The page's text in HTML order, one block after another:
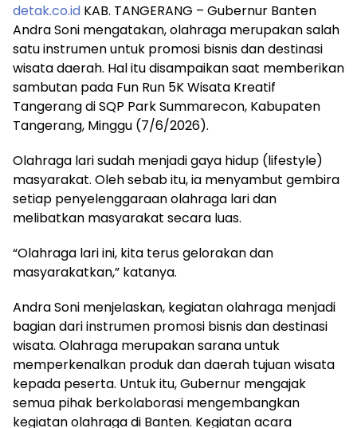
detak.co.id KAB. TANGERANG – Gubernur Banten
Andra Soni mengatakan, olahraga merupakan salah
satu instrumen untuk promosi bisnis dan destinasi
wisata daerah. Hal itu disampaikan saat memberikan
sambutan pada Fun Run 5K Wisata Kreatif
Tangerang di SQP Park Summarecon, Kabupaten
Tangerang, Minggu (7/6/2026).
Olahraga lari sudah menjadi gaya hidup (lifestyle)
masyarakat. Oleh sebab itu, ia menyambut gembira
setiap penyelenggaraan olahraga lari dan
melibatkan masyarakat secara luas.
“Olahraga lari ini, kita terus gelorakan dan
masyarakatkan,” katanya.
Andra Soni menjelaskan, kegiatan olahraga menjadi
bagian dari instrumen promosi bisnis dan destinasi
wisata. Olahraga merupakan sarana untuk
memperkenalkan produk dan daerah tujuan wisata
kepada peserta. Untuk itu, Gubernur mengajak
semua pihak berkolaborasi mengembangkan
kegiatan olahraga di Banten. Kegiatan acara